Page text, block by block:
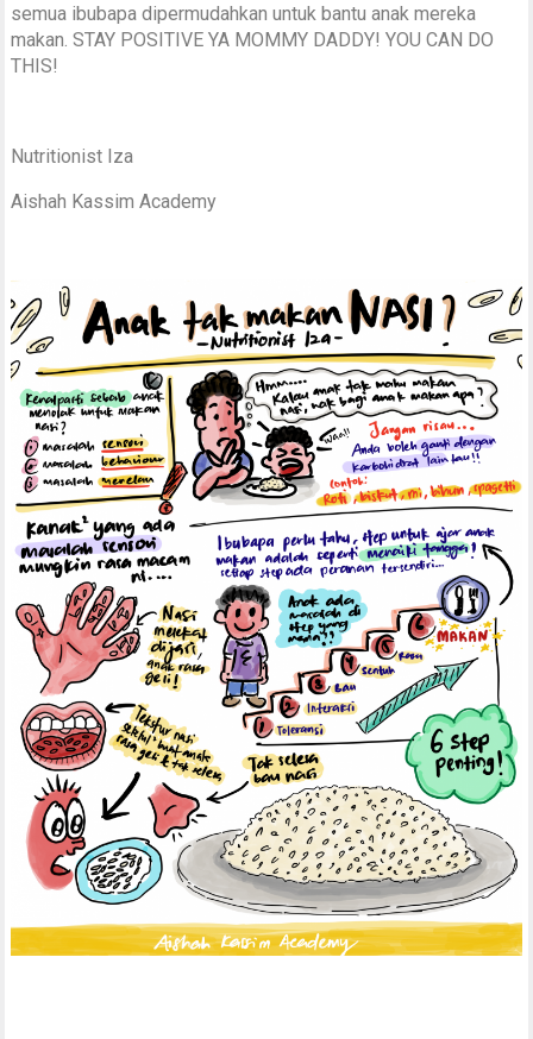
semua ibubapa dipermudahkan untuk bantu anak mereka
makan. STAY POSITIVE YA MOMMY DADDY! YOU CAN DO
THIS!
Nutritionist Iza
Aishah Kassim Academy